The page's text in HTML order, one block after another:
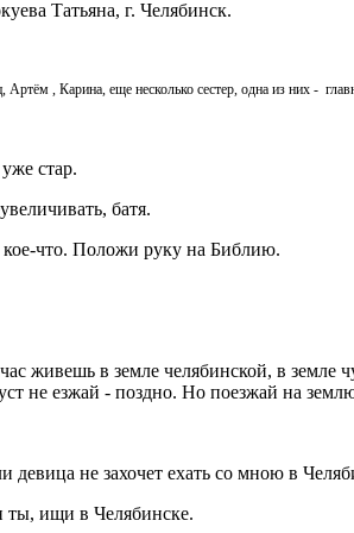
Татьяна, г. Челябинск.
, Карина, еще несколько сестер, одна из них -
стар.
батя.
что. Положи руку на Библию.
живешь в земле челябинской, в земле
не езжай - поздно. Но поезжай на
не захочет ехать со мною в
ты, ищи в Челябинске.